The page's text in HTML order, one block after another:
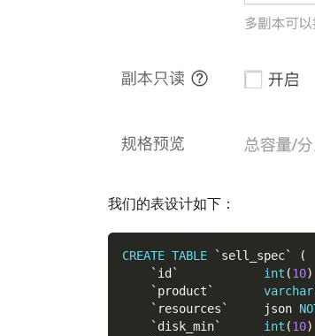
我们的表设计如下：
CREATE TABLE ` sell_spec`
(
` id ` int (10)
` product ` varchar
` resources `
     json
` disk_min` int (10)